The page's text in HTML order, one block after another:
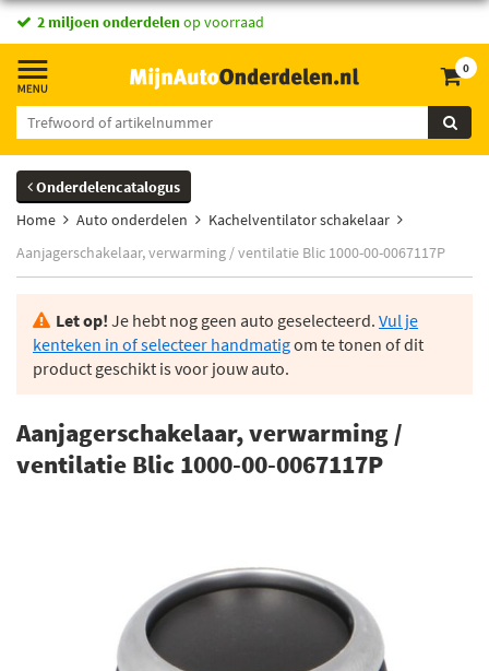
2 miljoen onderdelenop voorraad
0
Onderdelencatalogus
Home
Auto onderdelen
Kachelventilator schakelaar
Aanjagerschakelaar, verwarming / ventilatie Blic 1000-00-0067117P
Let op! Je hebt nog geen auto geselecteerd. Vul je
kenteken in of selecteer handmatigom te tonen of dit
product geschikt is voor jouw auto.
Aanjagerschakelaar, verwarming /
ventilatie Blic 1000-00-0067117P